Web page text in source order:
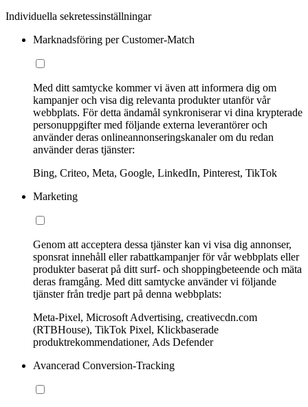
Individuella sekretessinställningar
Marknadsföring per Customer-Match
Med ditt samtycke kommer vi även att informera dig om
kampanjer och visa dig relevanta produkter utanför vår
webbplats. För detta ändamål synkroniserar vi dina krypterade
personuppgifter med följande externa leverantörer och
använder deras onlineannonseringskanaler om du redan
använder deras tjänster:
Bing, Criteo, Meta, Google, LinkedIn, Pinterest, TikTok
Marketing
Genom att acceptera dessa tjänster kan vi visa dig annonser,
sponsrat innehåll eller rabattkampanjer för vår webbplats eller
produkter baserat på ditt surf- och shoppingbeteende och mäta
deras framgång. Med ditt samtycke använder vi följande
tjänster från tredje part på denna webbplats:
Meta-Pixel, Microsoft Advertising, creativecdn.com
(RTBHouse), TikTok Pixel, Klickbaserade
produktrekommendationer, Ads Defender
Avancerad Conversion-Tracking